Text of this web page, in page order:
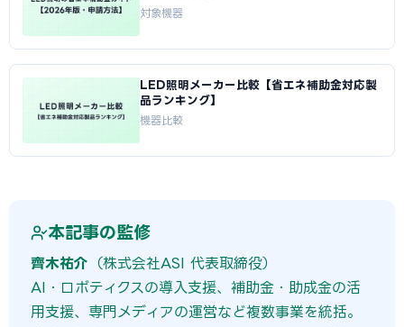
対象機器
LED照明メーカー比較【省エネ補助金対応製
品ランキング】
機器比較
本記事の監修
齊木祐介 （株式会社ASI 代表取締役）
AI・ロボティクスの導入支援、補助金・助成金の活
用支援、専門メディアの運営など複数事業を統括。